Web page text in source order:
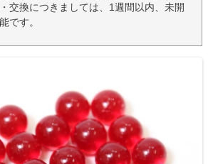
交換につきましては、1週間以内、未開
です。